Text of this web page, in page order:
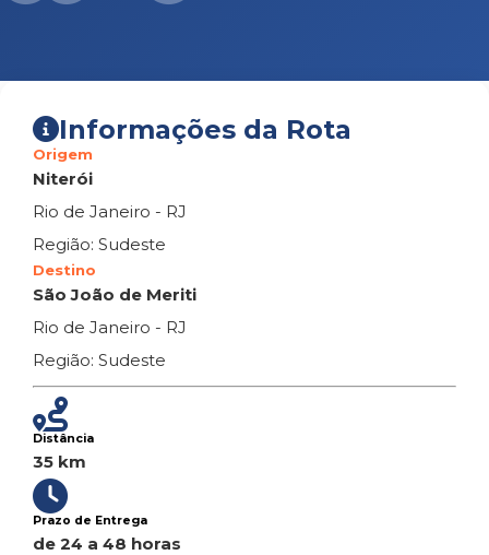
Informações da Rota
Origem
Niterói
Rio de Janeiro - RJ
Região: Sudeste
Destino
São João de Meriti
Rio de Janeiro - RJ
Região: Sudeste
Distância
35 km
Prazo de Entrega
de 24 a 48 horas